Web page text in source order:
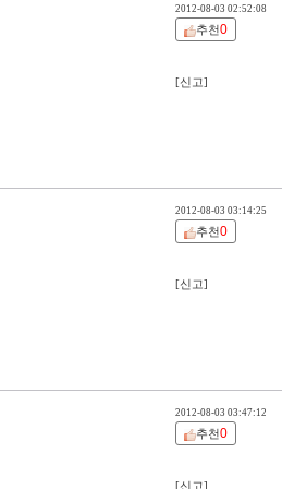
2012-08-03 02:52:08
추천0
[신고]
2012-08-03 03:14:25
추천0
[신고]
2012-08-03 03:47:12
추천0
[신고]